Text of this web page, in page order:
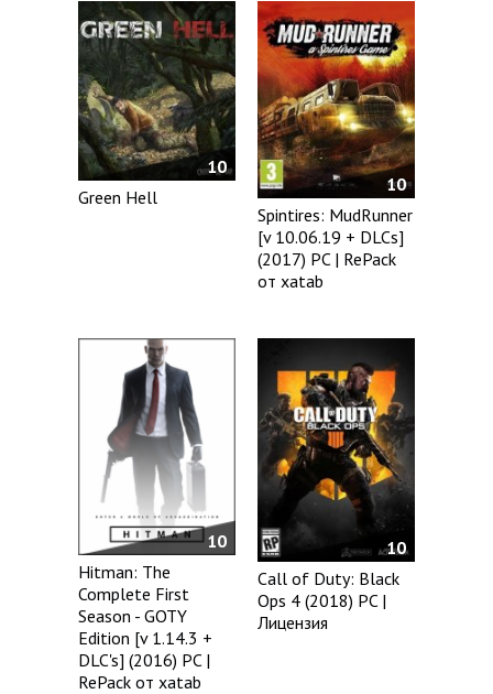
10
Green Hell
10
Spintires: MudRunner
[v 10.06.19 + DLCs]
(2017) PC | RePack
от xatab
10
Hitman: The
Complete First
Season - GOTY
Edition [v 1.14.3 +
DLC's] (2016) PC |
RePack от xatab
10
Call of Duty: Black
Ops 4 (2018) PC |
Лицензия